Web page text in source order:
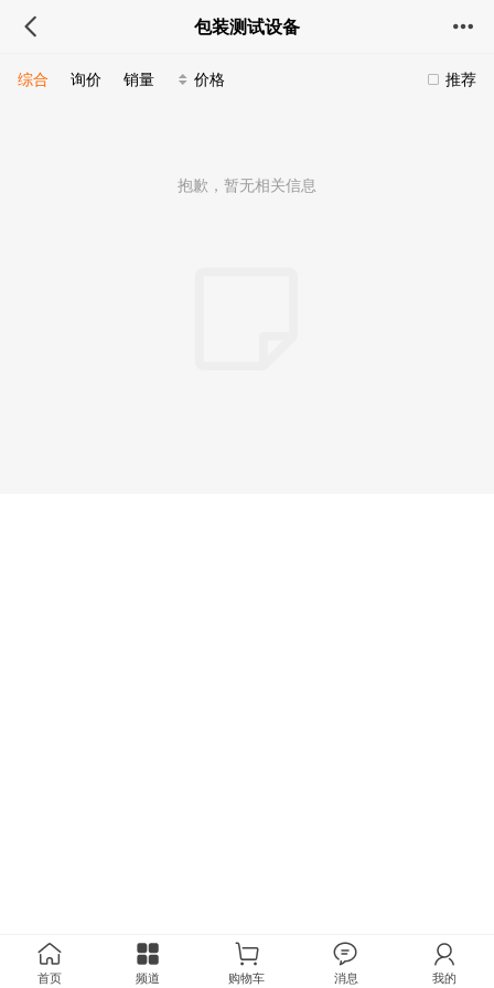
包装测试设备
推荐
综合 询价 销量 价格
抱歉，暂无相关信息
首页 频道 购物车 消息 我的